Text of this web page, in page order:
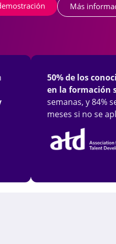
Más
50% de los
en la formación
semanas, y 84%
meses si no se